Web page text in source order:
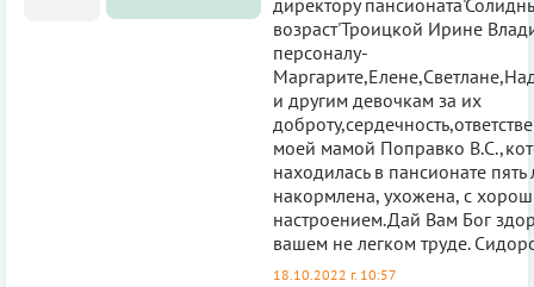
возраст'Троицкой Ирине
персоналу-
и другим девочкам за их
моей мамой Поправко
находилась в пансионате пять
накормлена, ухожена, с
настроением.Дай Вам Бог
вашем не легком труде.
18.10.2022 г. 10:57